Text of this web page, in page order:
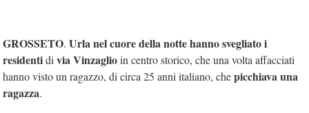
GROSSETO. Urla nel cuore della notte hanno svegliato i
residentidi via Vinzaglioin centro storico, che una volta affacciati
hanno visto un ragazzo, di circa 25 anni italiano, chepicchiava una
ragazza.